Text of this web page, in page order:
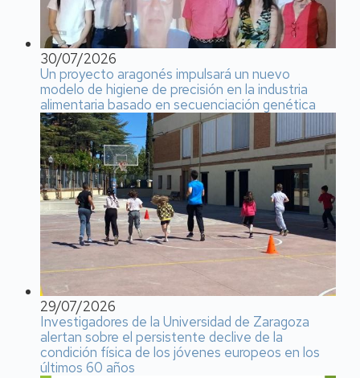
30/07/2026
Un proyecto aragonés impulsará un nuevo
modelo de higiene de precisión en la industria
alimentaria basado en secuenciación genética
29/07/2026
Investigadores de la Universidad de Zaragoza
alertan sobre el persistente declive de la
condición física de los jóvenes europeos en los
últimos 60 años